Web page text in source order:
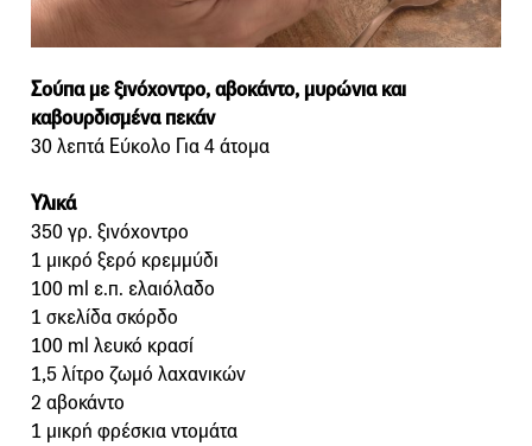
Σούπα με ξινόχοντρο, αβοκάντο, μυρώνια και
καβουρδισμένα πεκάν
30 λεπτά Εύκολο Για 4 άτομα
Υλικά
350 γρ. ξινόχοντρο
1 μικρό ξερό κρεμμύδι
100 ml ε.π. ελαιόλαδο
1 σκελίδα σκόρδο
100 ml λευκό κρασί
1,5 λίτρο ζωμό λαχανικών
2 αβοκάντο
1 μικρή φρέσκια ντομάτα